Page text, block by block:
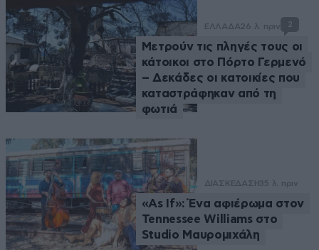
ΕΛΛΑΔΑ26 λ. πριν 2
Μετρούν τις πληγές τους οι
κάτοικοι στο Πόρτο Γερμενό
– Δεκάδες οι κατοικίες που
καταστράφηκαν από τη
φωτιά
ΔΙΑΣΚΕΔΑΣΗ35 λ. πριν
«As If»: Ένα αφιέρωμα στον
Tennessee Williams στο
Studio Μαυρομιχάλη